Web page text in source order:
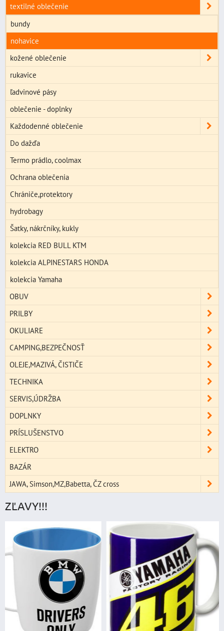
textilné oblečenie
bundy
nohavice
kožené oblečenie
rukavice
ľadvinové pásy
oblečenie - doplnky
Každodenné oblečenie
Do dažďa
Termo prádlo, coolmax
Ochrana oblečenia
Chrániče,protektory
hydrobagy
Šatky, nákrčníky, kukly
kolekcia RED BULL KTM
kolekcia ALPINESTARS HONDA
kolekcia Yamaha
OBUV
PRILBY
OKULIARE
CAMPING,BEZPEČNOSŤ
OLEJE,MAZIVÁ, ČISTIČE
TECHNIKA
SERVIS,ÚDRŽBA
DOPLNKY
PRÍSLUŠENSTVO
ELEKTRO
BAZÁR
JAWA, Simson,MZ,Babetta, ČZ cross
ZĽAVY!!!
štartovací
digitálnym